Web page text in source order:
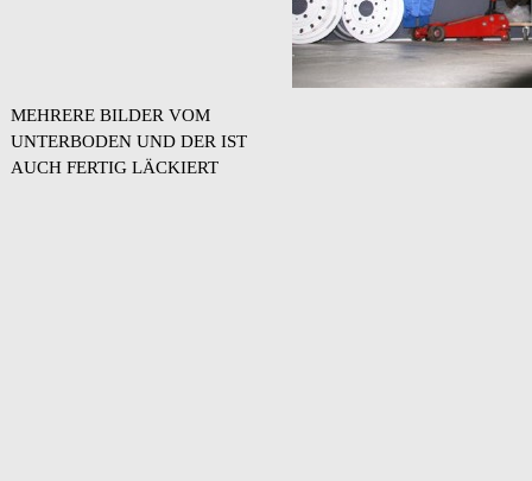
MEHRERE BILDER VOM
UNTERBODEN UND DER IST
AUCH FERTIG LÄCKIERT